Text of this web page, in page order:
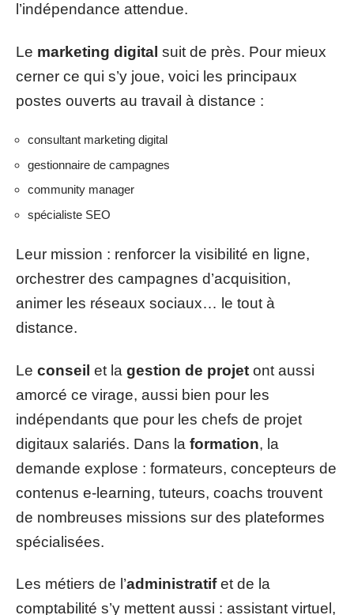
l’indépendance attendue.
Le marketing digital suit de près. Pour mieux
cerner ce qui s’y joue, voici les principaux
postes ouverts au travail à distance :
consultant marketing digital
gestionnaire de campagnes
community manager
spécialiste SEO
Leur mission : renforcer la visibilité en ligne,
orchestrer des campagnes d’acquisition,
animer les réseaux sociaux… le tout à
distance.
Le conseil et la gestion de projet ont aussi
amorcé ce virage, aussi bien pour les
indépendants que pour les chefs de projet
digitaux salariés. Dans la formation, la
demande explose : formateurs, concepteurs de
contenus e-learning, tuteurs, coachs trouvent
de nombreuses missions sur des plateformes
spécialisées.
Les métiers de l’administratifet de la
comptabilité s’y mettent aussi : assistant virtuel,